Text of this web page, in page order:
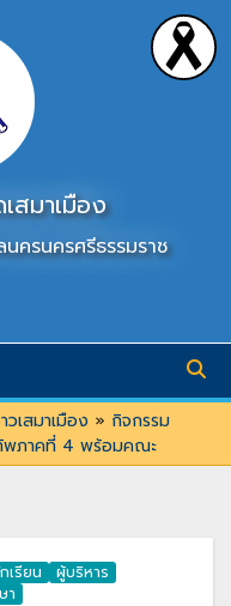
สมาเมือง
ครนครศรีธรรมราช
เสมาเมือง » กิจกรรม
พภาคที่ 4 พร้อมคณะ
เรียน
ผู้บริหาร
า